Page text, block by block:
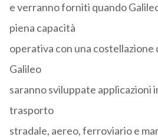
e verranno forniti quando
piena capacità
operativa con una costellazione
Galileo
saranno sviluppate applicazioni
trasporto
stradale, aereo, ferroviario e